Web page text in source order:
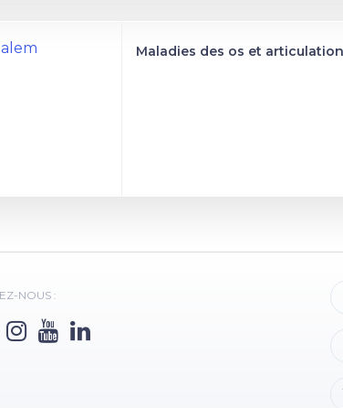
Maladies des os et
NOUS :